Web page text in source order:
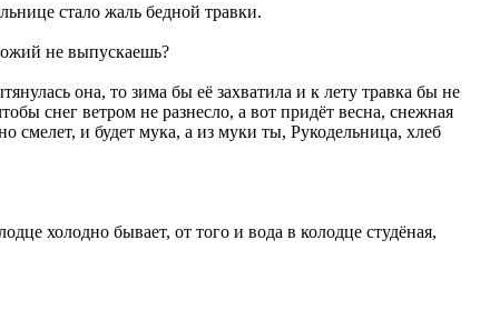
стало жаль бедной травки.
не выпускаешь?
она, то зима бы её захватила и к лету травка бы не
снег ветром не разнесло, а вот придёт весна, снежная
смелет, и будет мука, а из муки ты, Рукодельница, хлеб
холодно бывает, от того и вода в колодце студёная,